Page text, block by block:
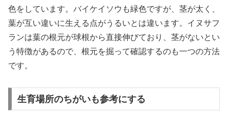
色をしています。バイケイソウも緑色ですが、茎が太く、
葉が互い違いに生える点がうるいとは違います。イヌサフ
ランは葉の根元が球根から直接伸びており、茎がないとい
う特徴があるので、根元を掘って確認するのも一つの方法
です。
生育場所のちがいも参考にする